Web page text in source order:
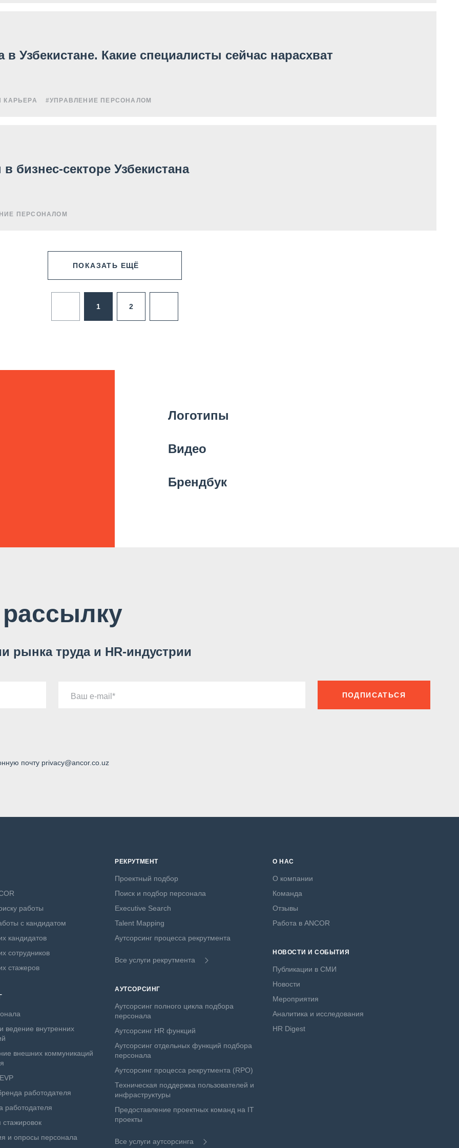
Узбекистане. Какие специалисты сейчас нарасхват
КАРЬЕРА #УПРАВЛЕНИЕ ПЕРСОНАЛОМ
бизнес-секторе Узбекистана
ПЕРСОНАЛОМ
ПОКАЗАТЬ ЕЩЁ
1 2
Логотипы
Видео
Брендбук
рынка труда и HR-индустрии
Ваш e-mail ПОДПИСАТЬСЯ
почту privacy@ancor.co.uz
работы
с кандидатом
кандидатов
сотрудников
стажеров
ведение внутренних
внешних коммуникаций
работодателя
работодателя
стажировок
и опросы персонала
РЕКРУТМЕНТ
Проектный подбор
Поиск и подбор персонала
Executive Search
Talent Mapping
Аутсорсинг процесса рекрутмента
Все услуги рекрутмента
АУТСОРСИНГ
Аутсорсинг полного цикла подбора
персонала
Аутсорсинг HR функций
Аутсорсинг отдельных функций подбора
персонала
Аутсорсинг процесса рекрутмента (RPO)
Техническая поддержка пользователей и
инфраструктуры
Предоставление проектных команд на IT
проекты
Все услуги аутсорсинга
О НАС
О компании
Команда
Отзывы
Работа в ANCOR
НОВОСТИ И СОБЫТИЯ
Публикации в СМИ
Новости
Мероприятия
Аналитика и исследования
HR Digest